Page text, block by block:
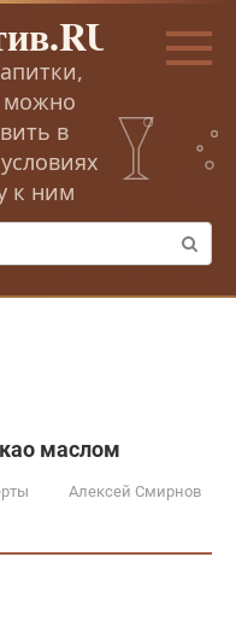
можно
в
к ним
маслом
Алексей Смирнов